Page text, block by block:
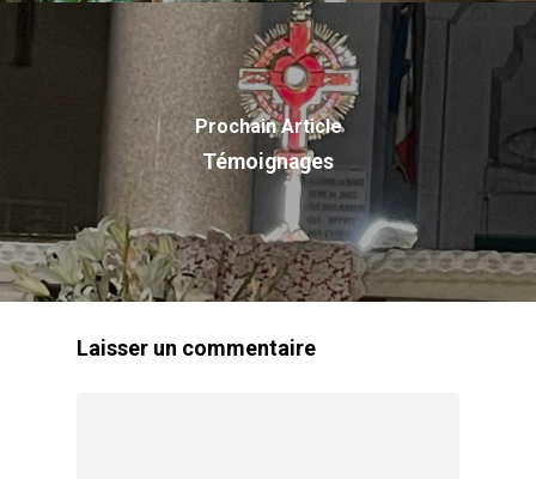
Prochain Article
Témoignages
Laisser un commentaire
Nom
Vocation
Missions
Reconnaissance
Prière
Témoignages
Contact